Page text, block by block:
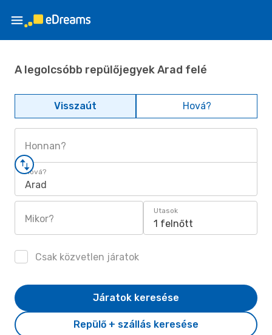
A legolcsóbb repülőjegyek Arad felé
Visszaút Hová?
Honnan?
Hová?
Arad
Mikor?
Utasok
1 felnőtt
Csak közvetlen járatok
Repülő + szállás keresése
Járatok keresése